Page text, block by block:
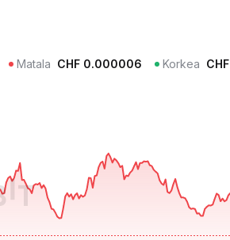
Matala CHF 0.000006 Korkea CHF